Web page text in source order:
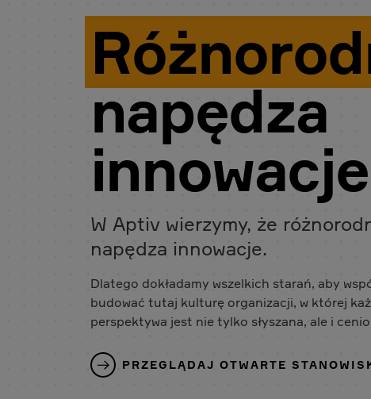
napędza
innowacje
W Aptiv wierzymy, że
napędza innowacje.
Dlatego dokładamy wszelkich starań, aby
budować tutaj kulturę organizacji, w której
perspektywa jest nie tylko słyszana, ale i
PRZEGLĄDAJ OTWARTE